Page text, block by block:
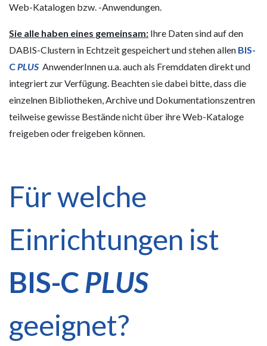
Web-Katalogen bzw. -Anwendungen.
Sie alle haben eines gemeinsam: Ihre Daten sind auf den
DABIS-Clustern in Echtzeit gespeichert und stehen allen BIS-
CPLUS AnwenderInnen u.a. auch als Fremddaten direkt und
integriert zur Verfügung. Beachten sie dabei bitte, dass die
einzelnen Bibliotheken, Archive und Dokumentationszentren
teilweise gewisse Bestände nicht über ihre Web-Kataloge
freigeben oder freigeben können.
Für welche
Einrichtungen ist
BIS-C PLUS
geeignet?